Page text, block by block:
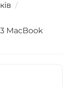
MacBook